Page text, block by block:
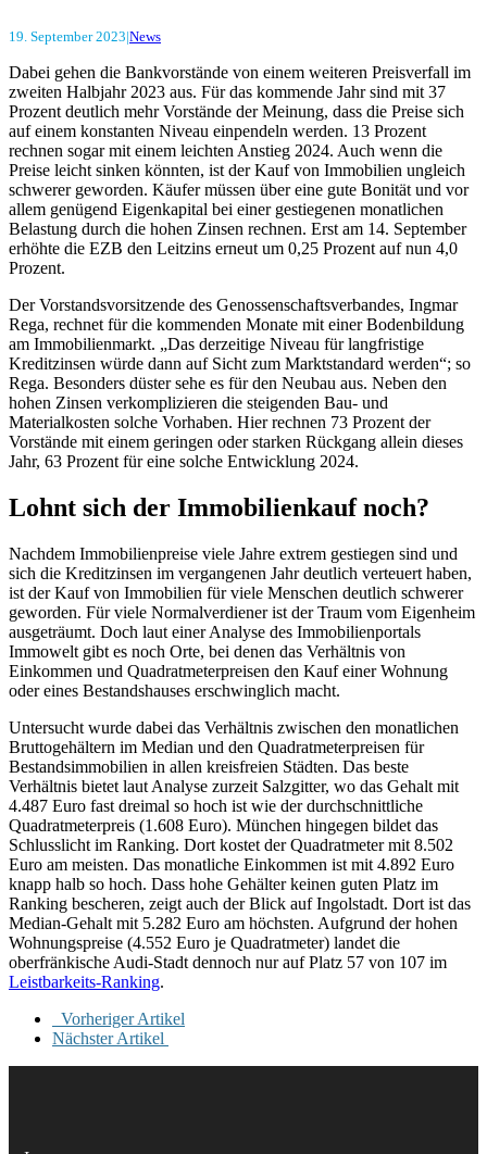
19. September 2023|News
Dabei gehen die Bankvorstände von einem weiteren Preisverfall im
zweiten Halbjahr 2023 aus. Für das kommende Jahr sind mit 37
Prozent deutlich mehr Vorstände der Meinung, dass die Preise sich
auf einem konstanten Niveau einpendeln werden. 13 Prozent
rechnen sogar mit einem leichten Anstieg 2024. Auch wenn die
Preise leicht sinken könnten, ist der Kauf von Immobilien ungleich
schwerer geworden. Käufer müssen über eine gute Bonität und vor
allem genügend Eigenkapital bei einer gestiegenen monatlichen
Belastung durch die hohen Zinsen rechnen. Erst am 14. September
erhöhte die EZB den Leitzins erneut um 0,25 Prozent auf nun 4,0
Prozent.
Der Vorstandsvorsitzende des Genossenschaftsverbandes, Ingmar
Rega, rechnet für die kommenden Monate mit einer Bodenbildung
am Immobilienmarkt. „Das derzeitige Niveau für langfristige
Kreditzinsen würde dann auf Sicht zum Marktstandard werden“; so
Rega. Besonders düster sehe es für den Neubau aus. Neben den
hohen Zinsen verkomplizieren die steigenden Bau- und
Materialkosten solche Vorhaben. Hier rechnen 73 Prozent der
Vorstände mit einem geringen oder starken Rückgang allein dieses
Jahr, 63 Prozent für eine solche Entwicklung 2024.
Lohnt sich der Immobilienkauf noch?
Nachdem Immobilienpreise viele Jahre extrem gestiegen sind und
sich die Kreditzinsen im vergangenen Jahr deutlich verteuert haben,
ist der Kauf von Immobilien für viele Menschen deutlich schwerer
geworden. Für viele Normalverdiener ist der Traum vom Eigenheim
ausgeträumt. Doch laut einer Analyse des Immobilienportals
Immowelt gibt es noch Orte, bei denen das Verhältnis von
Einkommen und Quadratmeterpreisen den Kauf einer Wohnung
oder eines Bestandshauses erschwinglich macht.
Untersucht wurde dabei das Verhältnis zwischen den monatlichen
Bruttogehältern im Median und den Quadratmeterpreisen für
Bestandsimmobilien in allen kreisfreien Städten. Das beste
Verhältnis bietet laut Analyse zurzeit Salzgitter, wo das Gehalt mit
4.487 Euro fast dreimal so hoch ist wie der durchschnittliche
Quadratmeterpreis (1.608 Euro). München hingegen bildet das
Schlusslicht im Ranking. Dort kostet der Quadratmeter mit 8.502
Euro am meisten. Das monatliche Einkommen ist mit 4.892 Euro
knapp halb so hoch. Dass hohe Gehälter keinen guten Platz im
Ranking bescheren, zeigt auch der Blick auf Ingolstadt. Dort ist das
Median-Gehalt mit 5.282 Euro am höchsten. Aufgrund der hohen
Wohnungspreise (4.552 Euro je Quadratmeter) landet die
oberfränkische Audi-Stadt dennoch nur auf Platz 57 von 107 im
Leistbarkeits-Ranking.
Vorheriger Artikel
Nächster Artikel